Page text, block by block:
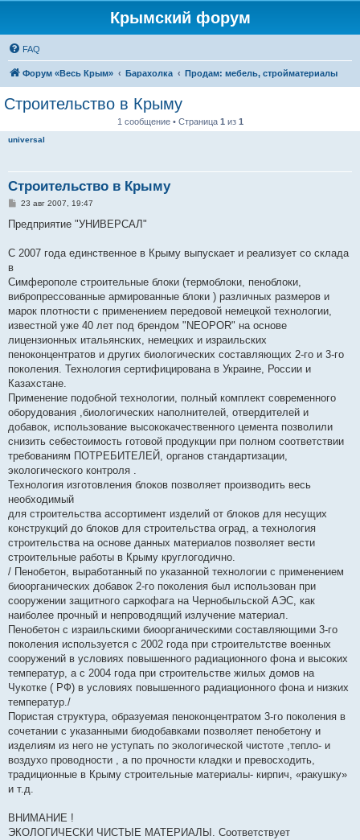
Крымский форум
FAQ
Форум «Весь Крым» Барахолка Продам: мебель, стройматериалы
Строительство в Крыму
1 сообщение • Страница 1 из 1
universal
Строительство в Крыму
С
о
е
е
23 авг 2007, 19:47
Предприятие "УНИВЕРСАЛ"
С 2007 года единственное в Крыму выпускает и реализует со склада
в
Симферополе строительные блоки (термоблоки, пеноблоки,
вибропрессованные армированные блоки ) различных размеров и
марок плотности с применением передовой немецкой технологии,
известной уже 40 лет под брендом "NEOPOR" на основе
лицензионных итальянских, немецких и израильских
пеноконцентратов и других биологических составляющих 2-го и 3-го
поколения. Технология сертифицирована в Украине, России и
Казахстане.
Применение подобной технологии, полный комплект современного
оборудования ,биологических наполнителей, отвердителей и
добавок, использование высококачественного цемента позволили
снизить себестоимость готовой продукции при полном соответствии
требованиям ПОТРЕБИТЕЛЕЙ, органов стандартизации,
экологического контроля .
Технология изготовления блоков позволяет производить весь
необходимый
для строительства ассортимент изделий от блоков для несущих
конструкций до блоков для строительства оград, а технология
строительства на основе данных материалов позволяет вести
строительные работы в Крыму круглогодично.
/ Пенобетон, выработанный по указанной технологии с применением
биоорганических добавок 2-го поколения был использован при
сооружении защитного саркофага на Чернобыльской АЭС, как
наиболее прочный и непроводящий излучение материал.
Пенобетон с израильскими биоорганическими составляющими 3-го
поколения используется с 2002 года при строительтстве военных
сооружений в условиях повышенного радиационного фона и высоких
температур, а с 2004 года при строительстве жилых домов на
Чукотке ( РФ) в условиях повышенного радиационного фона и низких
температур./
Пористая структура, образуемая пеноконцентратом 3-го поколения в
сочетании с указанными биодобавками позволяет пенобетону и
изделиям из него не уступать по экологической чистоте ,тепло- и
воздухо проводности , а по прочности кладки и превосходить,
традиционные в Крыму строительные материалы- кирпич, «ракушку»
и т.д.
ВНИМАНИЕ !
ЭКОЛОГИЧЕСКИ ЧИСТЫЕ МАТЕРИАЛЫ. Соответствует